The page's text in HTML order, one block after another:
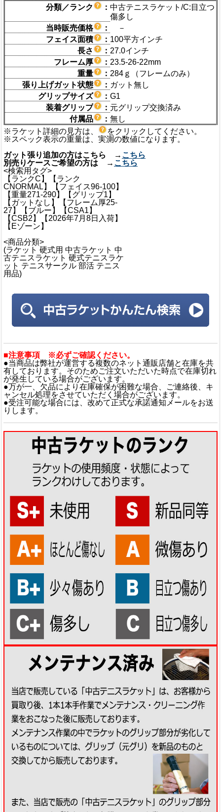
分類／ランク
： 中古テニスラケット/C:目立つ
傷多し
当時販売価格
：
－
フェイス面積
： 100平方インチ
長さ
： 27.0インチ
フレーム厚
： 23.5-26-22mm
重量
： 284ｇ（フレームのみ）
張り上げガット状態
： ガット無し
グリップサイズ
： G1
装着グリップ
： 元グリップ交換済み
付属品
： 無し
※ラケット詳細の見方は、
をクリックしてください。
※スペック表示の重量は、実測の数値になります。
ガット張り追加の方はこちら → こちら
別売りケースご希望の方は → こちら
<検索用タグ>
【ランクC】【ランク
CNORMAL】【フェイス96-100】
【重量271-290】【グリップ1】
【ガットなし】【フレーム厚25-
27】【ブルー】【CSA1】
【CSB2】【2026年7月8日入荷】
【Eゾーン】
<商品分類>
(ラケット 硬式用 中古ラケット 中
古テニスラケット 硬式テニスラケ
ット テニスサークル 部活 テニス
用品)
■注意事項 ※必ずご確認ください。
●当商品は弊社が運営する複数のネット通販店舗と在庫を共
有しております。そのためご注文いただいた時点で在庫切れ
が発生している場合がございます。
●万が一、欠品により在庫確保が困難な場合、ご連絡後、キ
ャンセル処理をさせていただく場合がございます。
●受注可能な場合には、改めて正式な承諾通知メールをお送
りします。